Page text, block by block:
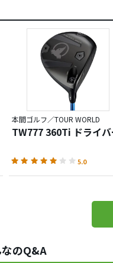
本間ゴルフ／TOUR WORLD
TW777 360Ti ドライバ
5.0
のQ&A